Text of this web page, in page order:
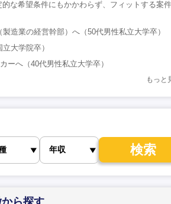
な希望条件にもかかわらず、フィットする案件
造業の経営幹部）へ（50代男性私立大学卒）
大学院卒）
ーへ（40代男性私立大学卒）
もっと
検索
から探す